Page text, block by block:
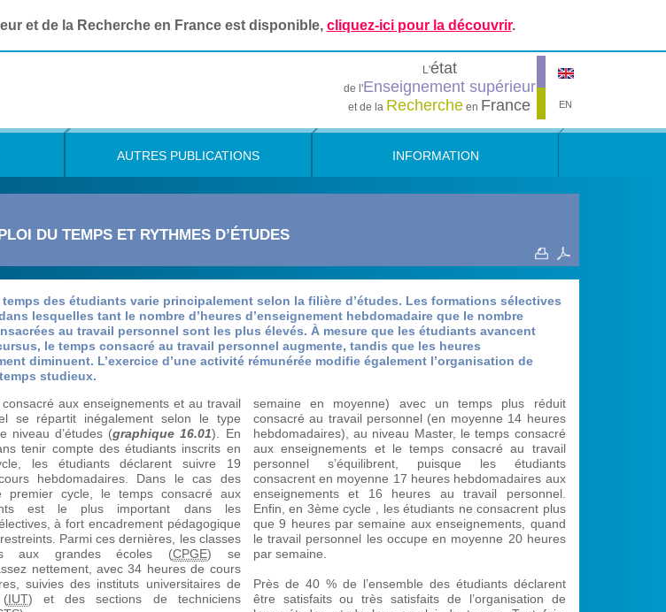
et de la Recherche en France est disponible, cliquez-ici pour la découvrir.
EN
L'état
de l'Enseignement supérieur
et de la Recherche en France
AUTRES PUBLICATIONS INFORMATION
DU TEMPS ET RYTHMES D’ÉTUDES
temps des étudiants varie principalement selon la filière d’études. Les formations sélectives
lesquelles tant le nombre d’heures d’enseignement hebdomadaire que le nombre
au travail personnel sont les plus élevés. À mesure que les étudiants avancent
le temps consacré au travail personnel augmente, tandis que les heures
diminuent. L’exercice d’une activité rémunérée modifie également l’organisation de
studieux.
aux enseignements et au travail
se répartit inégalement selon le type
niveau d’études (graphique 16.01). En
tenir compte des étudiants inscrits en
les étudiants déclarent suivre 19
hebdomadaires. Dans le cas des
premier cycle, le temps consacré aux
est le plus important dans les
à fort encadrement pédagogique
Parmi ces dernières, les classes
aux grandes écoles (CPGE) se
nettement, avec 34 heures de cours
suivies des instituts universitaires de
(IUT) et des sections de techniciens
semaine en moyenne) avec un temps plus réduit
consacré au travail personnel (en moyenne 14 heures
hebdomadaires), au niveau Master, le temps consacré
aux enseignements et le temps consacré au travail
personnel s’équilibrent, puisque les étudiants
consacrent en moyenne 17 heures hebdomadaires aux
enseignements et 16 heures au travail personnel.
Enfin, en 3ème cycle , les étudiants ne consacrent plus
que 9 heures par semaine aux enseignements, quand
le travail personnel les occupe en moyenne 20 heures
par semaine.
Près de 40 % de l’ensemble des étudiants déclarent
être satisfaits ou très satisfaits de l’organisation de